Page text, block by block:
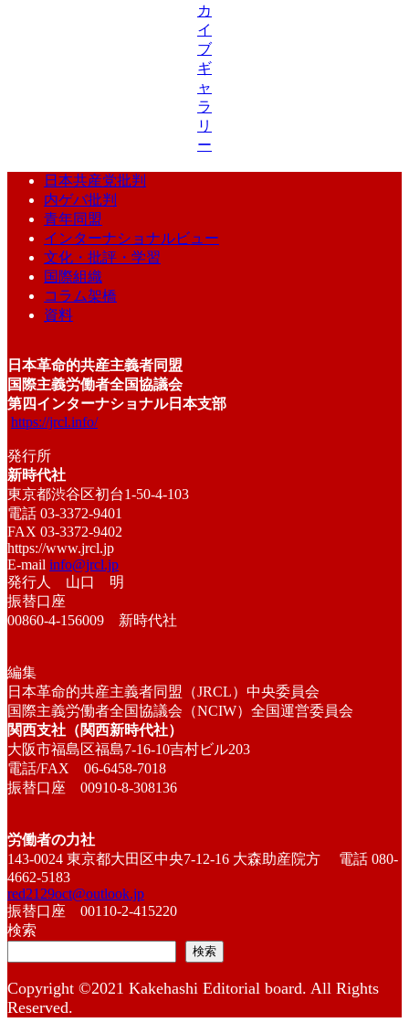
カ
イ
ブ
ギ
ャ
ラ
リ
ー
日本共産党批判
内ゲバ批判
青年同盟
インターナショナルビュー
文化・批評・学習
国際組織
コラム架橋
資料
日本革命的共産主義者同盟
国際主義労働者全国協議会
第四インターナショナル日本支部
https://jrcl.info/
発行所
新時代社
東京都渋谷区初台1-50-4-103
電話 03-3372-9401
FAX 03-3372-9402
https://www.jrcl.jp
E-mail info@jrcl.jp
発行人 山口 明
振替口座
00860-4-156009 新時代社
編集
日本革命的共産主義者同盟（JRCL）中央委員会
国際主義労働者全国協議会（NCIW）全国運営委員会
関西支社（関西新時代社）
大阪市福島区福島7-16-10吉村ビル203
電話/FAX 06-6458-7018
振替口座 00910-8-308136
労働者の力社
143-0024 東京都大田区中央7-12-16 大森助産院方 電話 080-
4662-5183
red2129oct@outlook.jp
振替口座 00110-2-415220
検索
検索
Copyright ©2021 Kakehashi Editorial board. All Rights
Reserved.